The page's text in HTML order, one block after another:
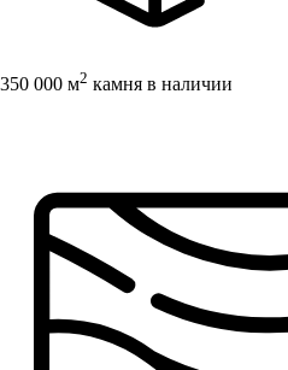
350 000 м2 камня в наличии